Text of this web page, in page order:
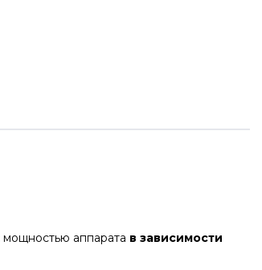
мощностью аппарата в зависимости